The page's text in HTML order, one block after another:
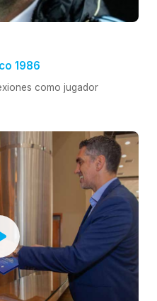
1986
como jugador